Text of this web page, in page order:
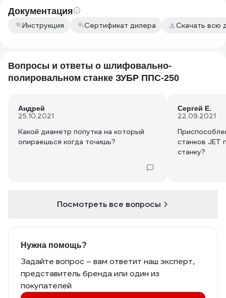
Документация
Инструкция Сертификат дилера Скачать всю
Вопросы и ответы о шлифовально-
полировальном станке ЗУБР ППС-250
Андрей
25.10.2021
Какой диаметр попутка на который
опираешься когда точишь?
Сергей Е.
22.09.2021
станков JET
станку?
Посмотреть все вопросы
Нужна помощь?
Задайте вопрос – вам ответит наш эксперт,
представитель бренда или один из
покупателей